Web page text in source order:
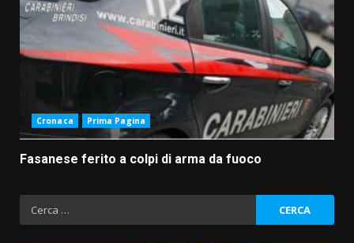
Cronaca Prima Pagina
Fasanese ferito a colpi di arma da fuoco
Ricerca
per: